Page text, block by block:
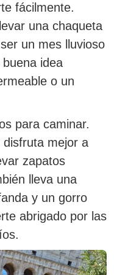
fácilmente.
una chaqueta
un mes lluvioso
idea
o un
para caminar.
disfruta mejor a
zapatos
lleva una
y un gorro
abrigado por las